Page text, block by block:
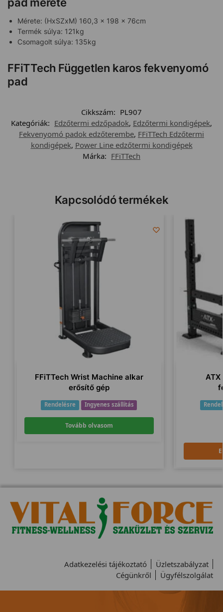
pad mérete
Mérete: (HxSZxM) 160,3 x 198 x 76cm
Termék súlya: 121kg
Csomagolt súlya: 135kg
FFiTTech Független karos fekvenyomó
pad
Cikkszám: PL907
Kategóriák: Edzőtermi edzőpadok, Edzőtermi kondigépek,
Fekvenyomó padok edzőterembe, FFiTTech Edzőtermi
kondigépek, Power Line edzőtermi kondigépek
Márka: FFiTTech
Kapcsolódó termékek
FFiTTech Wrist Machine alkar
erősítő gép
Rendelésre Ingyenes szállítás
Tovább olvasom
Adatkezelési tájékoztató
Üzletszabályzat
Cégünkről
Ügyfélszolgálat